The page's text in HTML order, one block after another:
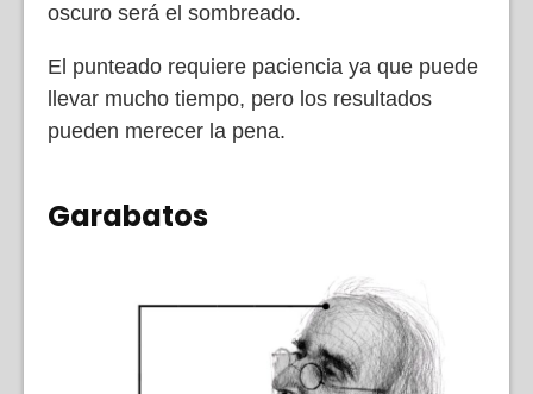
oscuro será el sombreado.
El punteado requiere paciencia ya que puede
llevar mucho tiempo, pero los resultados
pueden merecer la pena.
Garabatos